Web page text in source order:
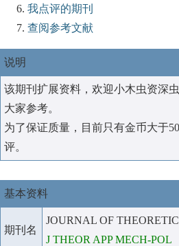
我点评的期刊
查阅参考文献
说明
该期刊扩展资料，欢迎小木虫资深
大家参考。
为了保证质量，目前只有金币大于
评。
基本资料
期刊名
JOURNAL OF
J THEOR APP MECH-POL